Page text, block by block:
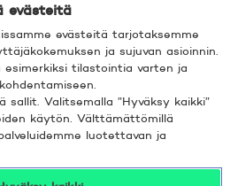
Hevosenkenkä 3, 02600
evästeitä
evästeitä tarjotaksemme
ja sujuvan asioinnin.
tilastointia varten ja
Valitsemalla ”Hyväksy kaikki”
käytön. Välttämättömillä
luotettavan ja